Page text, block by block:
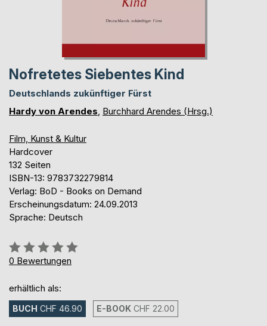
Nofretetes Siebentes Kind
Deutschlands zukünftiger Fürst
Hardy von Arendes Burchhard Arendes (Hrsg.)
Film, Kunst & Kultur
Hardcover
132 Seiten
ISBN-13: 9783732279814
Verlag: BoD - Books on Demand
Erscheinungsdatum: 24.09.2013
Sprache: Deutsch
Bewertung::
0%
0 Bewertungen
erhältlich als:
BUCH CHF 46.90 E-BOOK CHF 22.00